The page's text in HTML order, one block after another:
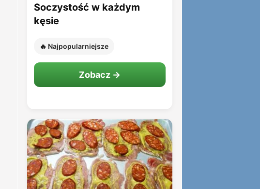
Soczystość w każdym
kęsie
🔥 Najpopularniejsze
Zobacz →